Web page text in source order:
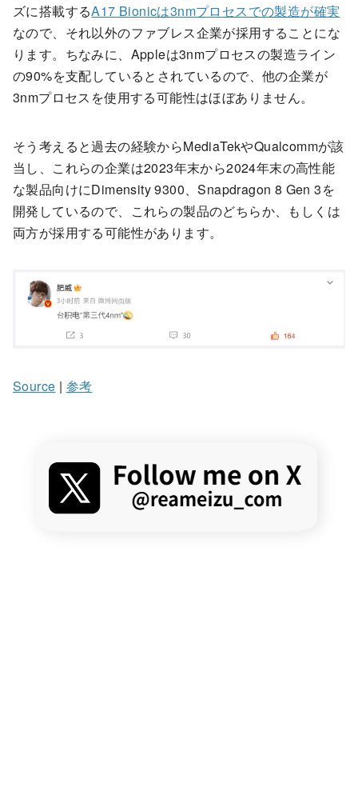
ズに搭載するA17 Bionicは3nmプロセスでの製造が確実
なので、それ以外のファブレス企業が採用することにな
ります。ちなみに、Appleは3nmプロセスの製造ライン
の90%を支配しているとされているので、他の企業が
3nmプロセスを使用する可能性はほぼありません。
そう考えると過去の経験からMediaTekやQualcommが該
当し、これらの企業は2023年末から2024年末の高性能
な製品向けにDimensity 9300、Snapdragon 8 Gen 3を
開発しているので、これらの製品のどちらか、もしくは
両方が採用する可能性があります。
Source | 参考